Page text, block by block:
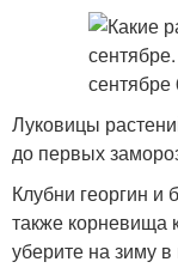
Луковицы
до первых
Клубни георгин и
также корневища
уберите на зиму